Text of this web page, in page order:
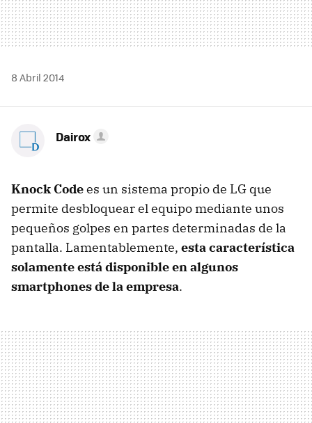
8 Abril 2014
Dairox
Knock Codees un sistema propio de LG que
permite desbloquear el equipo mediante unos
pequeños golpes en partes determinadas de la
pantalla. Lamentablemente, esta característica
solamente está disponible en algunos
smartphones de la empresa.